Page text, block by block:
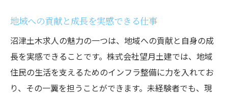
地域への貢献と成長を実感できる仕事
沼津土木求人の魅力の一つは、地域への貢献と自身の成
長を実感できることです。株式会社望月土建では、地域
住民の生活を支えるためのインフラ整備に力を入れてお
り、その一翼を担うことができます。未経験者でも、現